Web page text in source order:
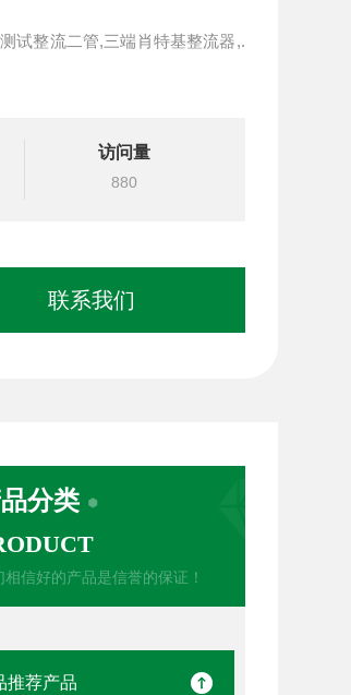
试整流二管,三端肖特基整流器,.
访问量
880
联系我们
分类
相信好的产品是信誉的保证！
推荐产品